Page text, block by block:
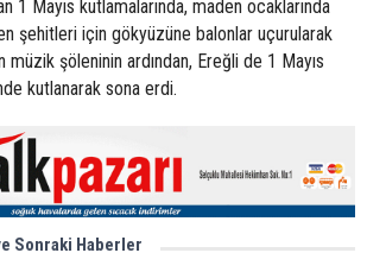
1 Mayıs kutlamalarında, maden ocaklarında
şehitleri için gökyüzüne balonlar uçurularak
şöleninin ardından, Ereğli de 1 Mayıs
kutlanarak sona erdi.
Sonraki Haberler